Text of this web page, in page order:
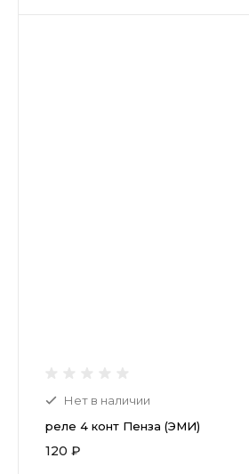
Нет в наличии
реле 4 конт Пенза (ЭМИ)
120 ₽